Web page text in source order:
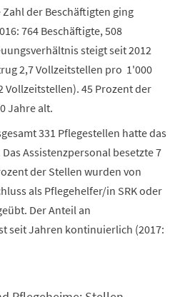
der Beschäftigten ging
764 Beschäftigte, 508
steigt seit 2012
2,7 Vollzeitstellen pro 1'000
Vollzeitstellen). 45 Prozent der
Jahre alt.
331 Pflegestellen hatte das
Assistenzpersonal besetzte 7
der Stellen wurden von
als Pflegehelfer/in SRK oder
Der Anteil an
seit Jahren kontinuierlich (2017: